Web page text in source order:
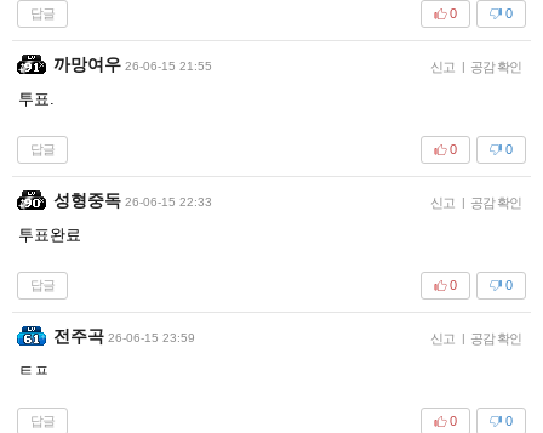
답글 0
0
까망여우 26-06-15 21:55 신고 | 공감 확인
투표.
답글 0
0
성형중독 26-06-15 22:33 신고 | 공감 확인
투표완료
답글 0
0
전주곡 26-06-15 23:59 신고 | 공감 확인
ㅌㅍ
답글 0
0